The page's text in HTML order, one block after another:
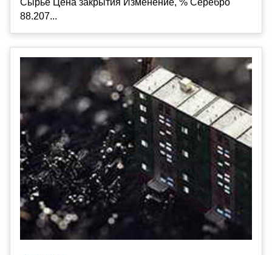
Сырье Цена закрытия Изменение, % Серебро
88.207...